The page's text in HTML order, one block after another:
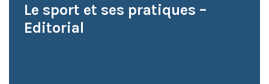
Le sport et ses pratiques –
Editorial